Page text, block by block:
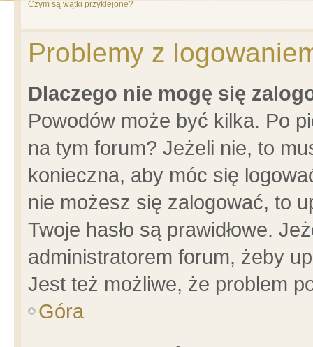
Czym są wątki przyklejone?
Problemy z
Dlaczego nie mogę się
Powodów może być kilka. Po
na tym forum? Jeżeli nie, to
konieczna, aby móc się
nie możesz się zalogować, to
Twoje hasło są prawidłowe.
administratorem forum, żeby
Jest też możliwe, że problem
Góra